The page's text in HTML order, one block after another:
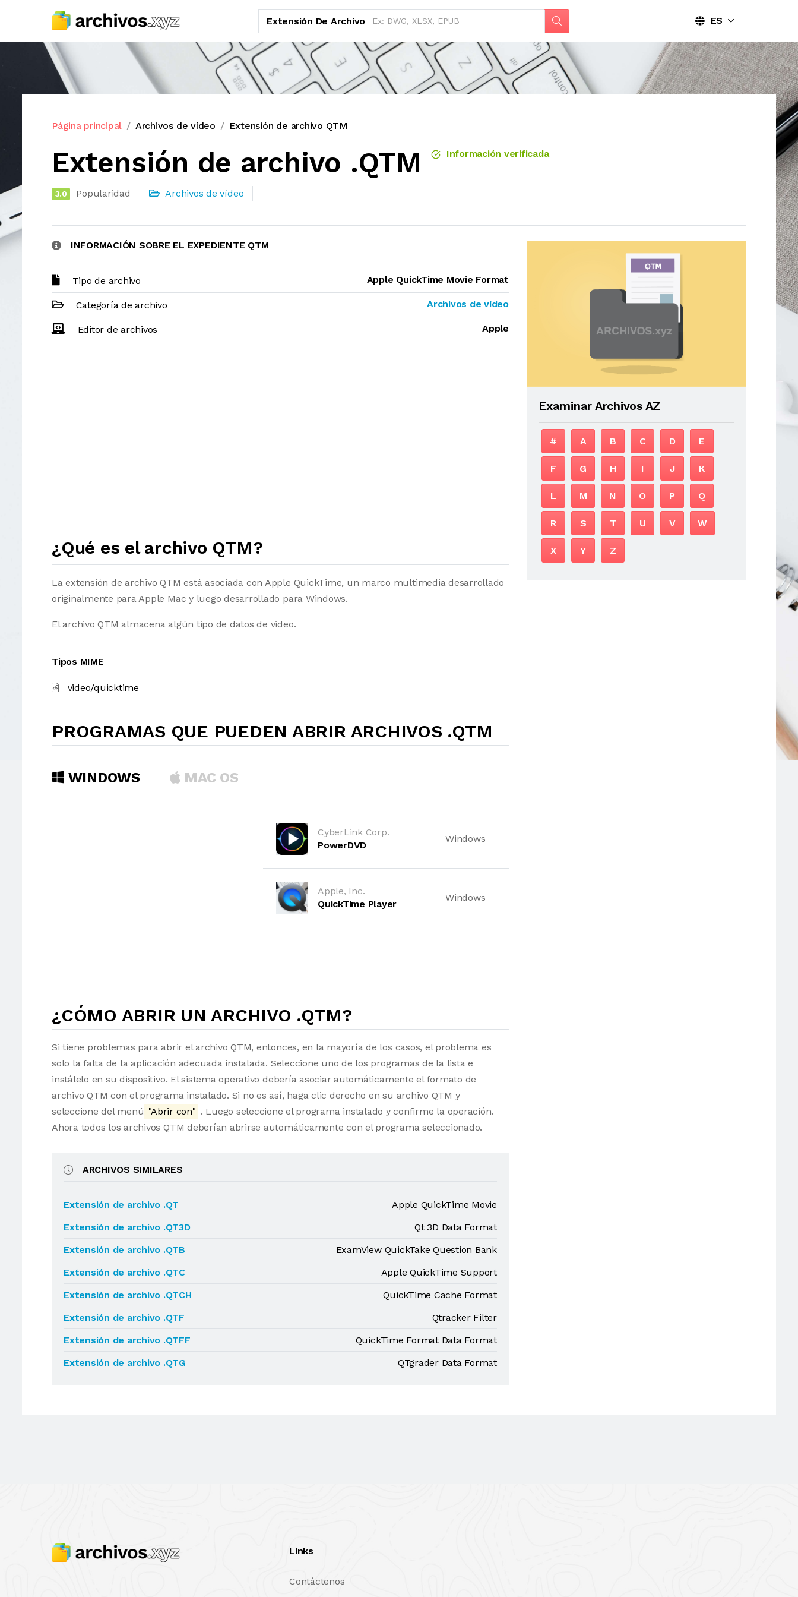
Extensión De Archivo ES
Página principal Archivos de vídeo Extensión de archivo QTM
Extensión de archivo .QTM Información verificada
3.0 Popularidad Archivos de vídeo
INFORMACIÓN SOBRE EL EXPEDIENTE QTM
Tipo de archivo Apple QuickTime Movie Format
Categoría de archivo Archivos de vídeo
Editor de archivos Apple
¿Qué es el archivo QTM?
La extensión de archivo QTM está asociada con Apple QuickTime, un marco multimedia desarrollado
originalmente para Apple Mac y luego desarrollado para Windows.
El archivo QTM almacena algún tipo de datos de video.
Tipos MIME
video/quicktime
PROGRAMAS QUE PUEDEN ABRIR ARCHIVOS .QTM
WINDOWS MAC OS
CyberLink Corp.
PowerDVD
Windows
Apple, Inc.
QuickTime Player
Windows
¿CÓMO ABRIR UN ARCHIVO .QTM?
Si tiene problemas para abrir el archivo QTM, entonces, en la mayoría de los casos, el problema es
solo la falta de la aplicación adecuada instalada. Seleccione uno de los programas de la lista e
instálelo en su dispositivo. El sistema operativo debería asociar automáticamente el formato de
archivo QTM con el programa instalado. Si no es así, haga clic derecho en su archivo QTM y
seleccione del menú "Abrir con" . Luego seleccione el programa instalado y confirme la operación.
Ahora todos los archivos QTM deberían abrirse automáticamente con el programa seleccionado.
ARCHIVOS SIMILARES
Extensión de archivo .QT
Apple QuickTime Movie
Extensión de archivo .QT3D
Qt 3D Data Format
Extensión de archivo .QTB
ExamView QuickTake Question Bank
Extensión de archivo .QTC
Apple QuickTime Support
Extensión de archivo .QTCH
QuickTime Cache Format
Extensión de archivo .QTF
Qtracker Filter
Extensión de archivo .QTFF
QuickTime Format Data Format
Extensión de archivo .QTG
QTgrader Data Format
Examinar Archivos AZ
# A B C D E
F G H I J K
L M N O P Q
R S T U V W
X Y Z
Links
Contáctenos